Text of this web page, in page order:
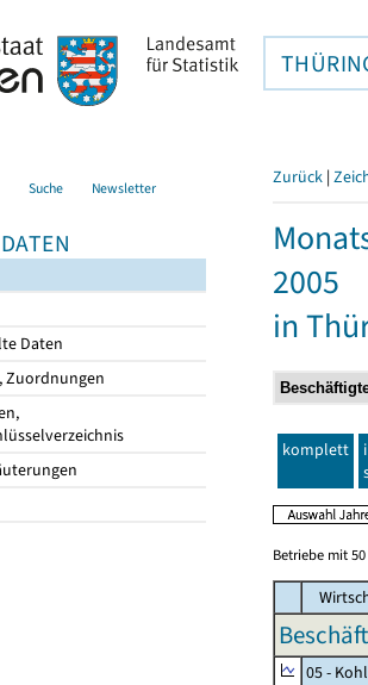
Suche Newsletter
Daten
Zuordnungen
Zurück |
2005
in
komplett
Betriebe mit
05 -